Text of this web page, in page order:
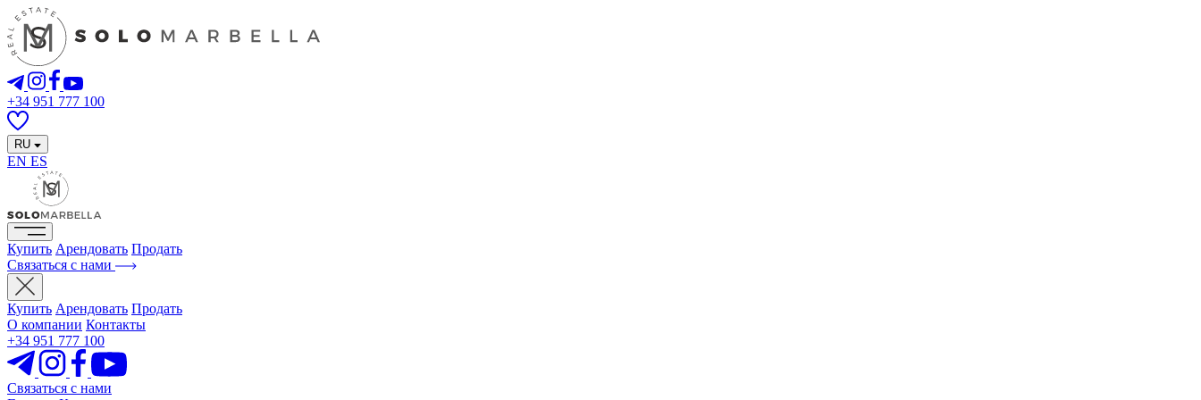
+34 951 777 100
RU
EN ES
Купить Арендовать Продать
Связаться с нами
Купить Арендовать Продать
О компании Контакты
+34 951 777 100
Связаться с нами